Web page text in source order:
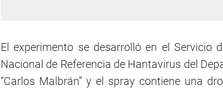
El experimento se desarrolló en el Servicio
Nacional de Referencia de Hantavirus del
“Carlos Malbrán” y el spray contiene una